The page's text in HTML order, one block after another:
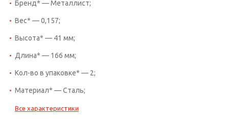
Бренд* — Металлист;
Вес* — 0,157;
Высота* — 41 мм;
Длина* — 166 мм;
Кол-во в упаковке* — 2;
Материал* — Сталь;
Все характеристики